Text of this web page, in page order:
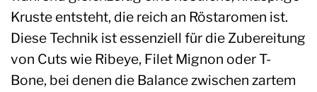
Kruste entsteht, die reich an Röstaromen ist.
Diese Technik ist essenziell für die Zubereitung
von Cuts wie Ribeye, Filet Mignon oder T-
Bone, bei denen die Balance zwischen zartem